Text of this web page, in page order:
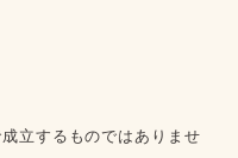
立するものではありませ